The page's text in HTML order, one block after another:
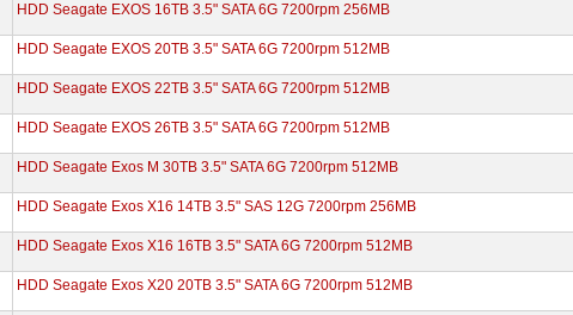
HDD Seagate EXOS 16TB 3.5" SATA 6G 7200rpm 256MB
HDD Seagate EXOS 20TB 3.5" SATA 6G 7200rpm 512MB
HDD Seagate EXOS 22TB 3.5" SATA 6G 7200rpm 512MB
HDD Seagate EXOS 26TB 3.5" SATA 6G 7200rpm 512MB
HDD Seagate Exos M 30TB 3.5" SATA 6G 7200rpm 512MB
HDD Seagate Exos X16 14TB 3.5" SAS 12G 7200rpm 256MB
HDD Seagate Exos X16 16TB 3.5" SATA 6G 7200rpm 512MB
HDD Seagate Exos X20 20TB 3.5" SATA 6G 7200rpm 512MB